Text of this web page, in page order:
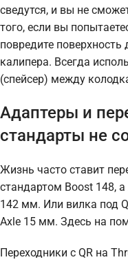
сведутся, и вы не
того, если вы
повредите
калипера. Всегда
(спейсер) между
Адаптеры и
стандарты не
Жизнь часто ставит
стандартом Boost 148,
142 мм. Или вилка под
Axle 15 мм. Здесь на
Переходники с QR на